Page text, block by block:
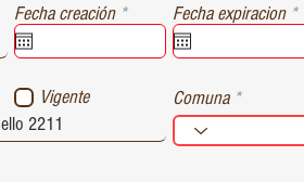
Fecha creación *r
e
d
Fecha expiracion *r
e
r
d
Comuna
Vigente